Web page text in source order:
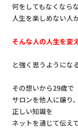
何をしてもなくなら
人生を楽しめない人
そんな人の人生を変
と強く思うようになる
その想いから29歳で
サロンを他人に譲り、
正しい知識を
ネットを通じて伝え